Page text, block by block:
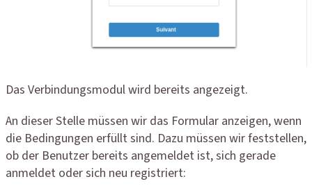
Das Verbindungsmodul wird bereits angezeigt.
An dieser Stelle müssen wir das Formular anzeigen, wenn
die Bedingungen erfüllt sind. Dazu müssen wir feststellen,
ob der Benutzer bereits angemeldet ist, sich gerade
anmeldet oder sich neu registriert: